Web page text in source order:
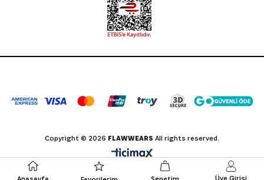
Copyright © 2026 FLAWWEARS All rights reserved.
Üye Girişi